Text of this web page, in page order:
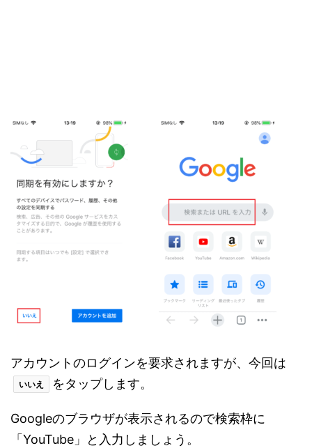
アカウントのログインを要求されますが、今回は
いいえ をタップします。
Googleのブラウザが表示されるので検索枠に
「YouTube」と入力しましょう。